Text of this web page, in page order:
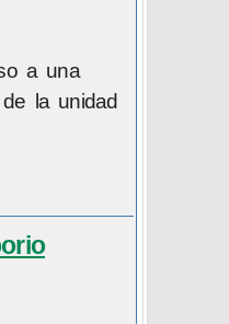
a una
la unidad